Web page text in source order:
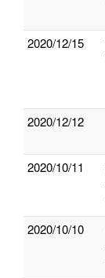
2020/12/15
2020/12/12
2020/10/11
2020/10/10